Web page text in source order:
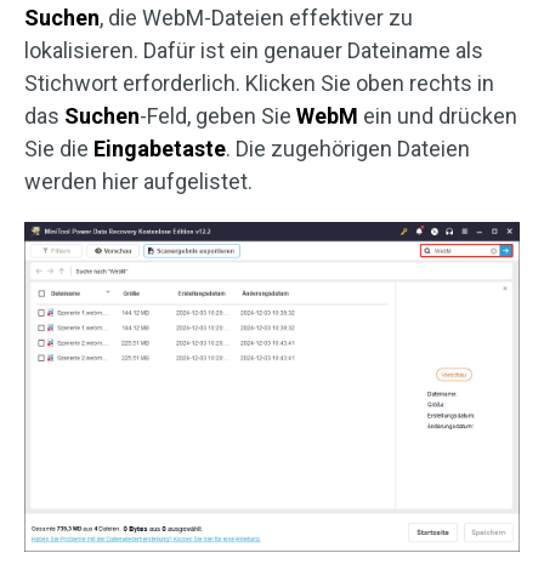
Suchen, die WebM-Dateien effektiver zu
lokalisieren. Dafür ist ein genauer Dateiname als
Stichwort erforderlich. Klicken Sie oben rechts in
das Suchen-Feld, geben Sie WebM ein und drücken
Sie die Eingabetaste. Die zugehörigen Dateien
werden hier aufgelistet.